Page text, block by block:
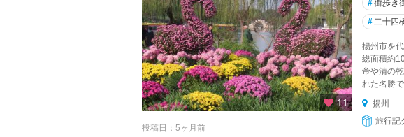
元陽
内モンゴル自治区
凱里
包頭
北京直轄市
南京
11
投稿日：5ヶ月前
#街歩き
#二十四
揚州市を
総面積約
帝や清の
れた名勝で
揚州
旅行記